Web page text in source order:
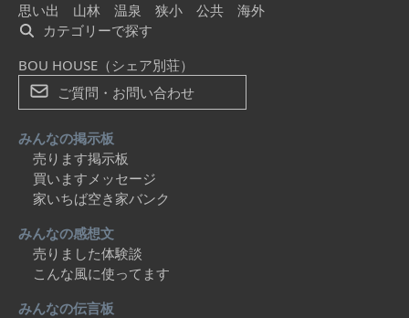
思い出
山林 温泉 狭小 公共
海外
カテゴリーで探す
BOU HOUSE（シェア別荘）
ご質問・お問い合わせ
みんなの掲示板
売ります掲示板
買いますメッセージ
家いちば空き家バンク
みんなの感想文
売りました体験談
こんな風に使ってます
みんなの伝言板